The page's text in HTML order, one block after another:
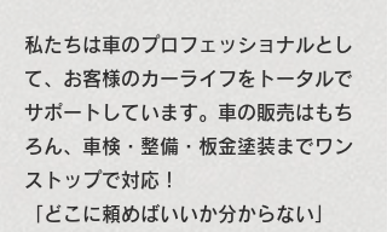
私たちは車のプロフェッショナルとし
て、お客様のカーライフをトータルで
サポートしています。車の販売はもち
ろん、車検・整備・板金塗装までワン
ストップで対応！
「どこに頼めばいいか分からない」